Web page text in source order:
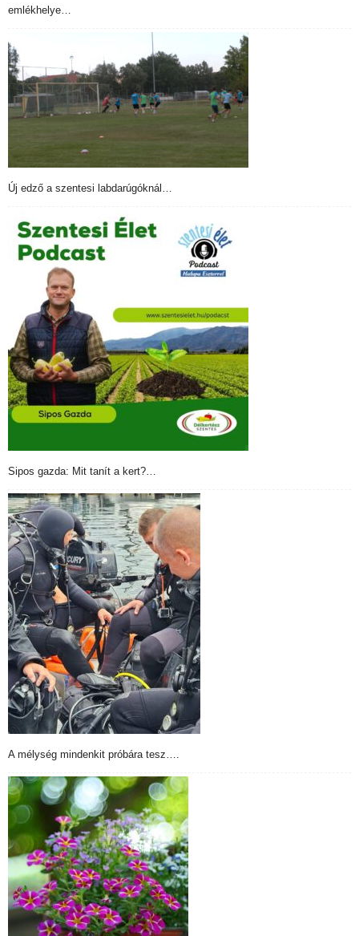
emlékhelye…
Új edző a szentesi labdarúgóknál…
Sipos gazda: Mit tanít a kert?…
A mélység mindenkit próbára tesz….